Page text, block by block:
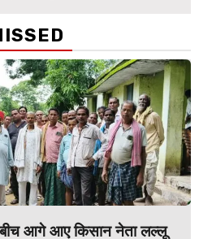
बीच आगे आए किसान नेता लल्लू